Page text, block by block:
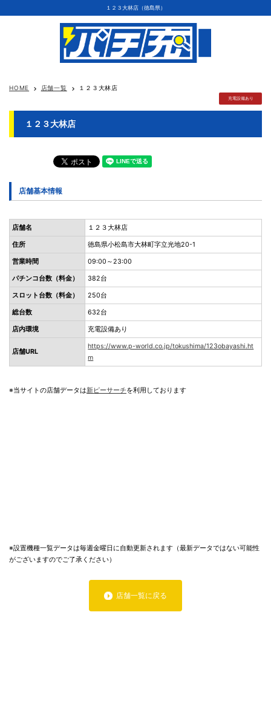
１２３大林店（徳島県）
HOME keyboard_arrow_right 店舗一覧 keyboard_arrow_right １２３大林店
充電設備あり
１２３大林店
店舗基本情報
店舗名 １２３大林店
住所 徳島県小松島市大林町字立光地20-1
営業時間 09:00～23:00
パチンコ台数（料金） 382台
スロット台数（料金） 250台
総台数 632台
店内環境 充電設備あり
店舗URL
https://www.p-world.co.jp/tokushima/123obayashi.ht
m
※当サイトの店舗データは新ピーサーチを利用しております
※設置機種一覧データは毎週金曜日に自動更新されます（最新データではない可能性
がございますのでご了承ください）
店舗一覧に戻る